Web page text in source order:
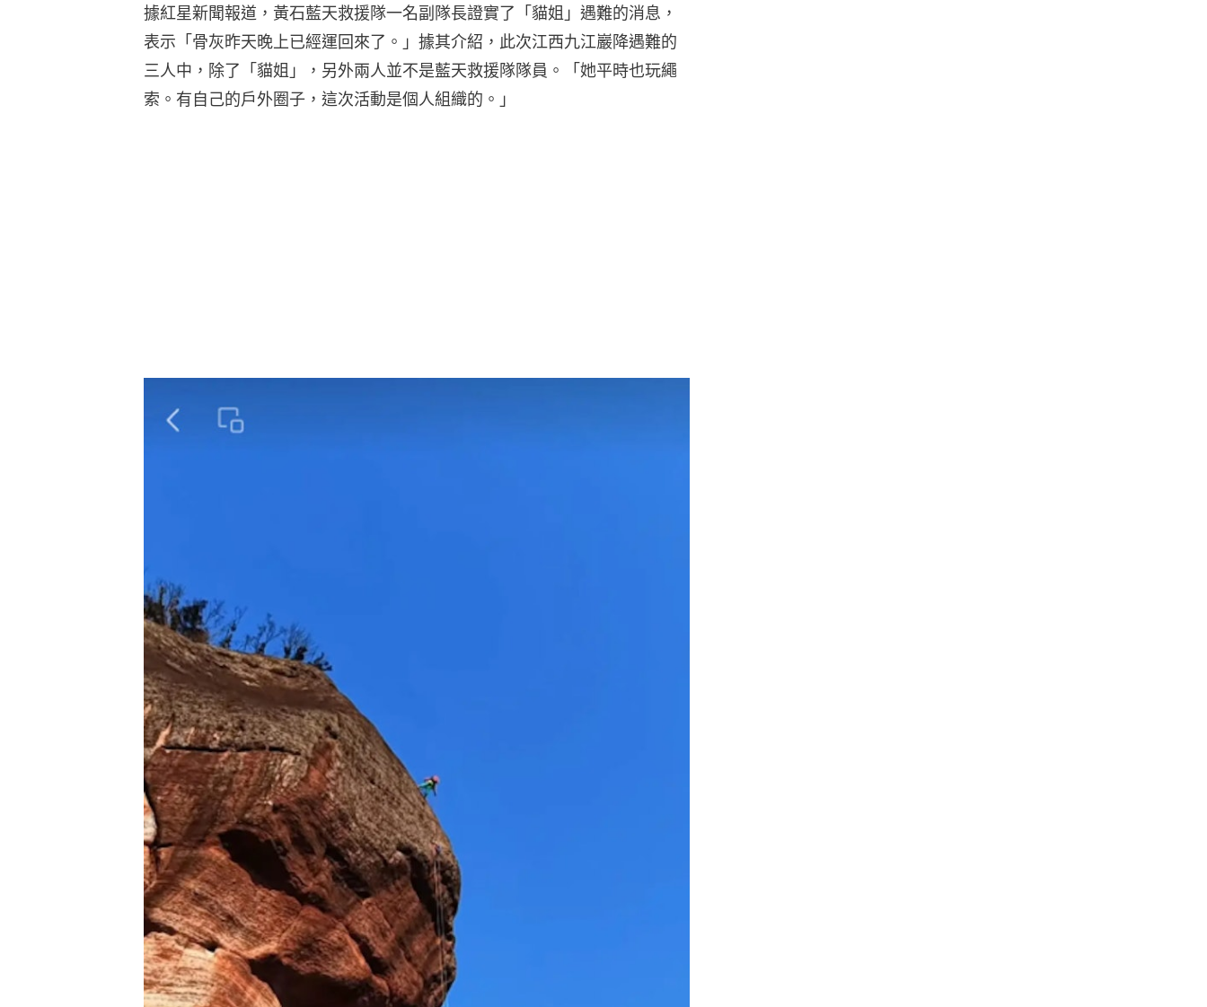
據紅星新聞報道，黃石藍天救援隊一名副隊長證實了「貓姐」遇難的消息，
表示「骨灰昨天晚上已經運回來了。」據其介紹，此次江西九江巖降遇難的
三人中，除了「貓姐」，另外兩人並不是藍天救援隊隊員。「她平時也玩繩
索。有自己的戶外圈子，這次活動是個人組織的。」